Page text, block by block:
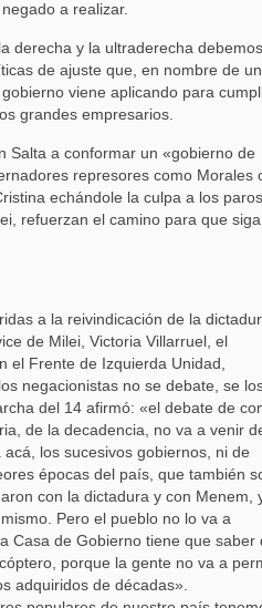
a realizar.
derecha y la ultraderecha debemos
de ajuste que, en nombre de
viene aplicando para
grandes empresarios.
Salta a conformar un «gobierno de
represores como Morales
echándole la culpa a los paros
refuerzan el camino para que siga
a la reivindicación de la
de Milei, Victoria Villarruel, el
el Frente de Izquierda Unidad,
negacionistas no se debate, se
del 14 afirmó: «el debate de
de la decadencia, no va a venir
los sucesivos gobiernos, ni de
épocas del país, que también
con la dictadura y con Menem,
Pero el pueblo no lo va a
Casa de Gobierno tiene que saber
porque la gente no va a
adquiridos de décadas».